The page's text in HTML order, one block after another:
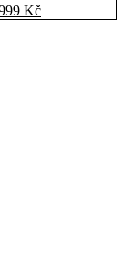
KčAktuální